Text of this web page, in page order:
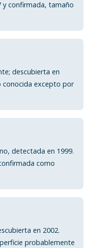
y confirmada, tamaño
descubierta en
conocida excepto por
detectada en 1999.
como
en 2002.
probablemente